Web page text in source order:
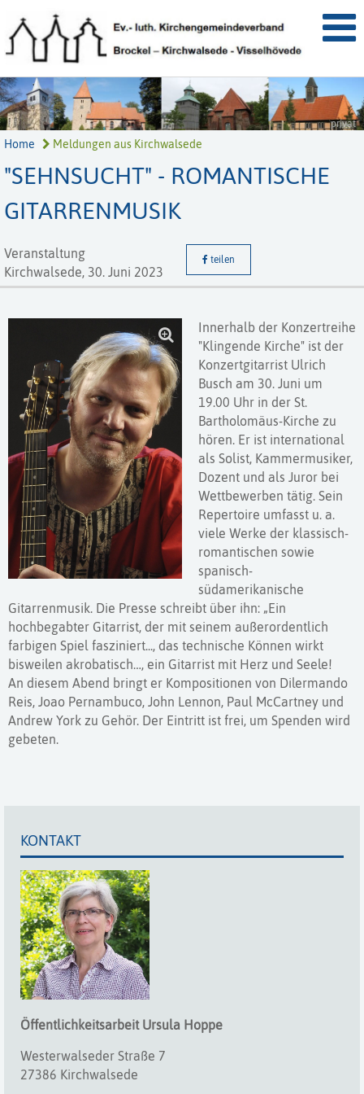
privat
Home Meldungen aus Kirchwalsede
"SEHNSUCHT" - ROMANTISCHE
GITARRENMUSIK
Veranstaltung
Kirchwalsede, 30. Juni 2023
teilen
Innerhalb der Konzertreihe
"Klingende Kirche" ist der
Konzertgitarrist Ulrich
Busch am 30. Juni um
19.00 Uhr in der St.
Bartholomäus-Kirche zu
hören. Er ist international
als Solist, Kammermusiker,
Dozent und als Juror bei
Wettbewerben tätig. Sein
Repertoire umfasst u. a.
viele Werke der klassisch-
romantischen sowie
spanisch-
südamerikanische
Gitarrenmusik. Die Presse schreibt über ihn: „Ein
hochbegabter Gitarrist, der mit seinem außerordentlich
farbigen Spiel fasziniert..., das technische Können wirkt
bisweilen akrobatisch…, ein Gitarrist mit Herz und Seele!
An diesem Abend bringt er Kompositionen von Dilermando
Reis, Joao Pernambuco, John Lennon, Paul McCartney und
Andrew York zu Gehör. Der Eintritt ist frei, um Spenden wird
gebeten.
KONTAKT
Öffentlichkeitsarbeit Ursula Hoppe
Westerwalseder Straße 7
27386 Kirchwalsede